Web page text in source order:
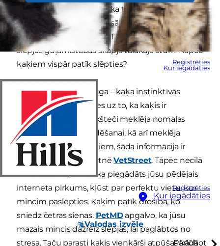
Reģistrēties
Kur iegādāties
Reģistrēties
Kur iegādāties
Valodas izvēle
Pārlūkot
Nav nekāds noslēpums, ka tad, kad mājās paliek
par skaļu, kaķi meklē klusākās, mierīgākas vietas,
kur paslēpties no haosa. Taču kāpēc kaķis
slēpjas guļamistabas skapja tālākajā stūrī? Kāpēc
kaķiem vispār patīk slēpties?
Tā ir daļa no jūsu drauga – kaķa instinktīvās
uzvedības. Neskatoties uz to, ka kaķis ir
pieradināts, viņa priekšteči meklēja nomaļas
vietas kaķēnu dzemdēšanai, kā arī meklēja
patvērumu no vajātājiem, šāda informācija ir
atrodama tīmekļa vietnēVetStreet. Tāpēc necilā
kartona kaste, kurā tika piegādāts jūsu pēdējais
interneta pirkums, kļūst par perfektu vietu, kur
mincim paslēpties. Kaķim patīk drošība, ko
sniedz četras sienas. PetMDapgalvo, ka jūsu
mazais mincis dažreiz slēpjas, lai paglābtos no
stresa. Taču parasti kaķis vienkārši atpūšas kādā